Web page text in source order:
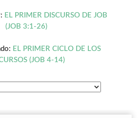
EL PRIMER DISCURSO DE JOB
(JOB 3:1-26)
EL PRIMER CICLO DE LOS
(JOB 4-14)